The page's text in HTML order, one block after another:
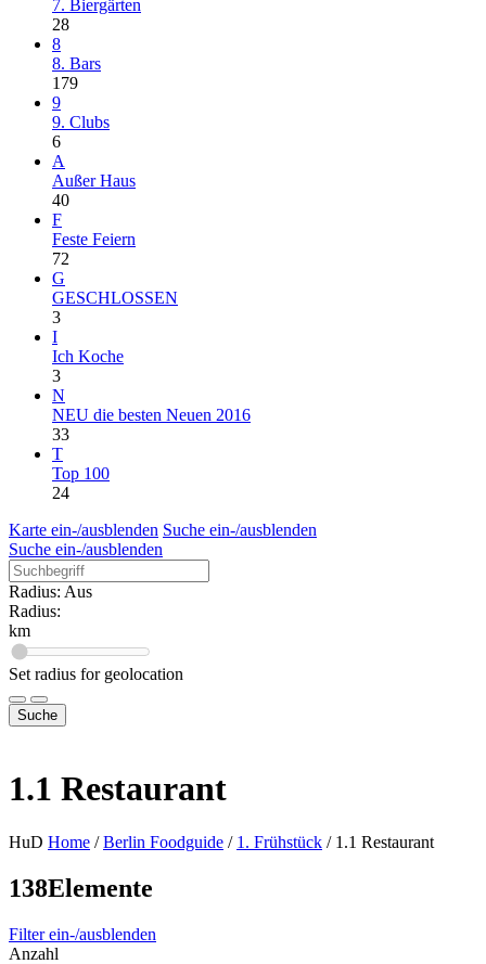
7. Biergärten
28
8
8. Bars
179
9
9. Clubs
6
A
Außer Haus
40
F
Feste Feiern
72
G
GESCHLOSSEN
3
I
Ich Koche
3
N
NEU die besten Neuen 2016
33
T
Top 100
24
Karte ein-/ausblenden Suche ein-/ausblenden
Suche ein-/ausblenden
Radius: Aus
Radius:
km
Set radius for geolocation
Suche
1.1 Restaurant
HuD Home / Berlin Foodguide / 1. Frühstück / 1.1 Restaurant
138Elemente
Filter ein-/ausblenden
Anzahl